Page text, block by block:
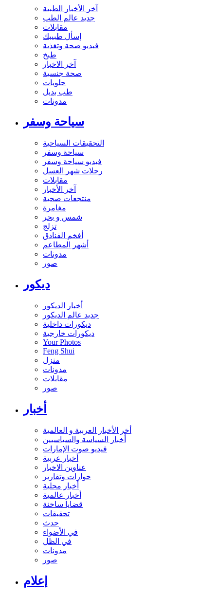
آخر الأخبار الطبية
جديد عالم الطب
مقابلات
إسأل طبيبك
فيديو صحة وتغذية
طبخ
آخر الاخبار
صحة جنسية
حلويات
طب بديل
مدونات
سياحة وسفر
التحقيقات السياحية
سياحة وسفر
فيديو سياحة وسفر
رحلات شهر العسل
مقابلات
آخر الأخبار
منتجعات صحية
مغامرة
شمس و بحر
تزلج
أفخم الفنادق
أشهر المطاعم
مدونات
صور
ديكور
أخبار الديكور
جديد عالم الديكور
ديكورات داخلية
ديكورات خارجية
Your Photos
Feng Shui
منزل
مدونات
مقابلات
صور
أخبار
أخر الأخبار العربية و العالمية
أخبار السياسة والسياسيين
فيديو صوت الإمارات
أخبار عربية
عناوين الاخبار
حوارات وتقارير
أخبار محلية
أخبار عالمية
قضايا ساخنة
تحقيقات
حدث
في الأضواء
في الظل
مدونات
صور
إعلام